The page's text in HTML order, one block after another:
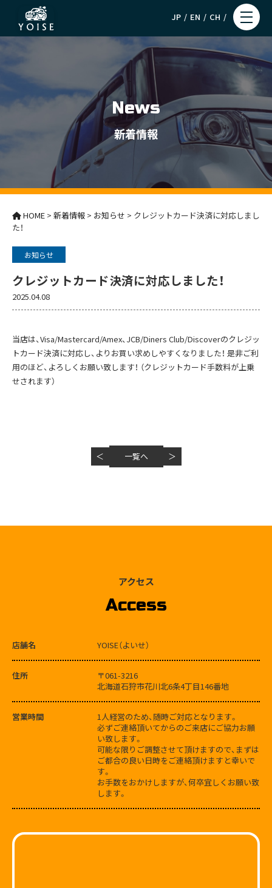
JP EN CH
News
新着情報
HOME > 新着情報 > お知らせ > クレジットカード決済に対応しまし
た！
お知らせ
クレジットカード決済に対応しました！
2025.04.08
当店は、Visa/Mastercard/Amex、JCB/Diners Club/Discoverのクレジッ
トカード決済に対応し、よりお買い求めしやすくなりました！ 是非ご利
用のほど、よろしくお願い致します！ （クレジットカード手数料が上乗
せされます）
＜ 一覧へ ＞
アクセス
Access
店舗名 YOISE（よいせ）
住所
〒061-3216
北海道石狩市花川北6条4丁目146番地
営業時間
1人経営のため、随時ご対応となります。
必ずご連絡頂いてからのご来店にご協力お願
い致します。
可能な限りご調整させて頂けますので、まずは
ご都合の良い日時をご連絡頂けますと幸いで
す。
お手数をおかけしますが、何卒宜しくお願い致
します。